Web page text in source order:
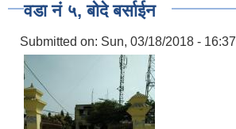
वडा नं‌ ५, बोदे बर्साईन
Submitted on: Sun, 03/18/2018 - 16:37